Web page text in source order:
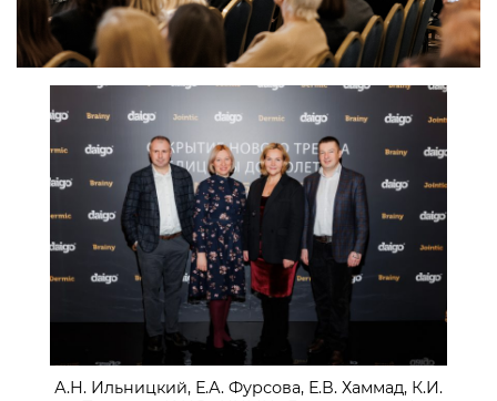
А.Н. Ильницкий, Е.А. Фурсова, Е.В. Хаммад, К.И.